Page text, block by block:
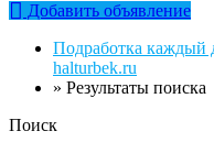
Добавить объявление
Подработка каждый
halturbek.ru
» Результаты поиска
Поиск